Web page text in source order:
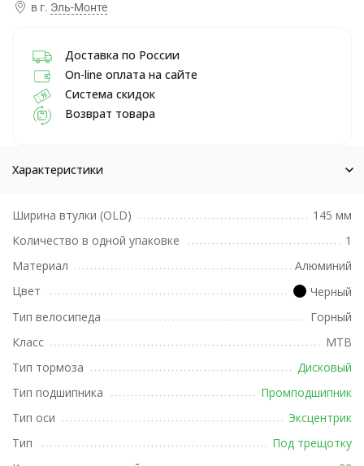
в г. Эль-Монте
Доставка по России
On-line оплата на сайте
Система скидок
Возврат товара
Характеристики
Ширина втулки (OLD)
145 мм
Количество в одной упаковке
1
Материал
Алюминий
Цвет
Черный
Тип велосипеда
Горный
Класс
MTB
Тип тормоза
Дисковый
Тип подшипника
Промподшипник
Тип оси
Эксцентрик
Тип
Под трещотку